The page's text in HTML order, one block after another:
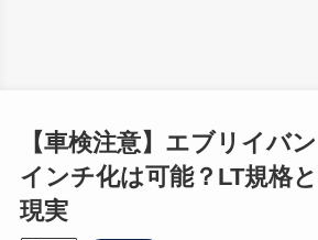
【車検注意】エブリイバ
インチ化は可能？LT規格
現実